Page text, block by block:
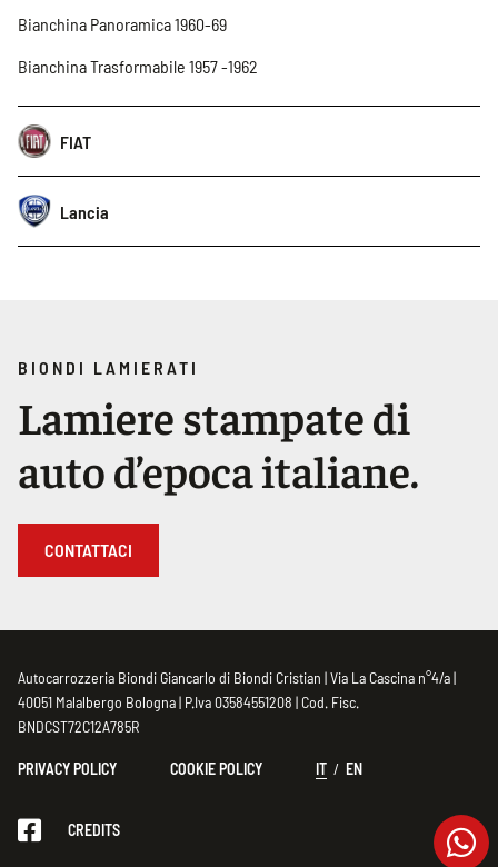
Bianchina Panoramica 1960-69
Bianchina Trasformabile 1957 -1962
FIAT
Lancia
BIONDI LAMIERATI
Lamiere stampate di
auto d’epoca italiane.
CONTATTACI
Autocarrozzeria Biondi Giancarlo di Biondi Cristian | Via La Cascina n°4/a |
40051 Malalbergo Bologna | P.Iva 03584551208 | Cod. Fisc.
BNDCST72C12A785R
PRIVACY POLICY COOKIE POLICY IT EN
CREDITS